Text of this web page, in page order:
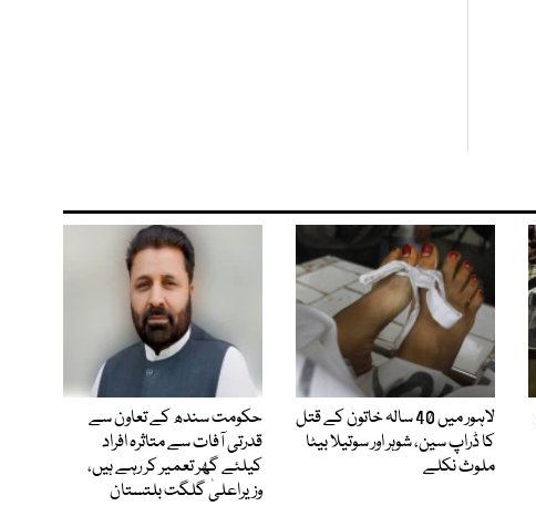
لاہور میں 40 سالہ خاتون کے قتل
کا ڈراپ سین، شوہر اور سوتیلا بیٹا
ملوث نکلے
حکومت سندھ کے تعاون سے
قدرتی آفات سے متاثرہ افراد
کیلئے گھر تعمیر کر رہے ہیں،
وزیراعلیٰ گلگت بلتستان